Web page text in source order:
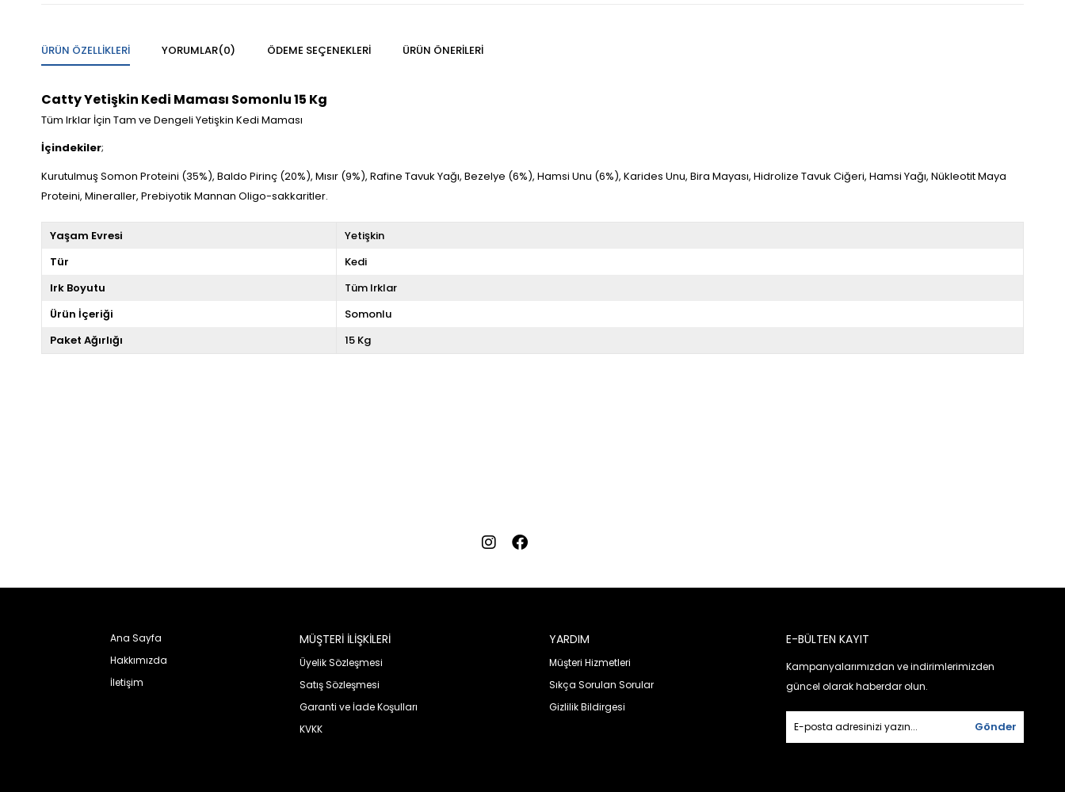
ÜRÜN ÖZELLIKLERI YORUMLAR(0) ÖDEME SEÇENEKLERI ÜRÜN ÖNERILERI
Catty Yetişkin Kedi Maması Somonlu 15 Kg
Tüm Irklar İçin Tam ve Dengeli Yetişkin Kedi Maması
İçindekiler;
Kurutulmuş Somon Proteini (35%), Baldo Pirinç (20%), Mısır (9%), Rafine Tavuk Yağı, Bezelye (6%), Hamsi Unu (6%), Karides Unu, Bira Mayası, Hidrolize Tavuk Ciğeri, Hamsi Yağı, Nükleotit Maya
Proteini, Mineraller, Prebiyotik Mannan Oligo-sakkaritler.
Yaşam Evresi
Yetişkin
Tür
Kedi
Irk Boyutu
Tüm Irklar
Ürün İçeriği
Somonlu
Paket Ağırlığı
15 Kg
Ana Sayfa
Hakkımızda
İletişim
MÜŞTERİ İLİŞKİLERİ
Üyelik Sözleşmesi
Satış Sözleşmesi
Garanti ve İade Koşulları
KVKK
YARDIM
Müşteri Hizmetleri
Sıkça Sorulan Sorular
Gizlilik Bildirgesi
E-BÜLTEN KAYIT
Kampanyalarımızdan ve indirimlerimizden
güncel olarak haberdar olun.
Gönder